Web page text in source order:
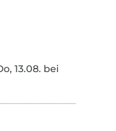
13.08. bei